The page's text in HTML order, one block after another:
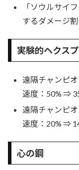
「ソウルサイ
するダメージ
実験的ヘクス
遠隔チャンピ
速度：50% ⇒
遠隔チャンピ
速度：20% ⇒
心の鋼